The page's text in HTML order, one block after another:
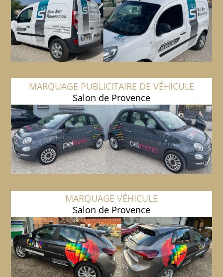
MARQUAGE PUBLICITAIRE DE VÉHICULE
Salon de Provence
MARQUAGE VÉHICULE
Salon de Provence